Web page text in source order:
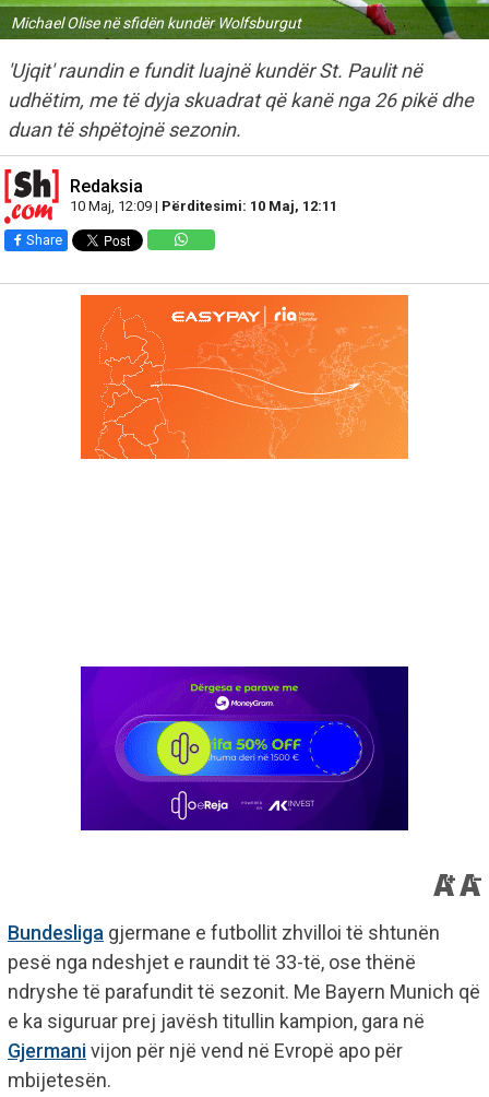
Michael Olise në sfidën kundër Wolfsburgut
'Ujqit' raundin e fundit luajnë kundër St. Paulit në
udhëtim, me të dyja skuadrat që kanë nga 26 pikë dhe
duan të shpëtojnë sezonin.
Redaksia
10 Maj, 12:09 | Përditesimi: 10 Maj, 12:11
Share
Bundesliga gjermane e futbollit zhvilloi të shtunën
pesë nga ndeshjet e raundit të 33-të, ose thënë
ndryshe të parafundit të sezonit. Me Bayern Munich që
e ka siguruar prej javësh titullin kampion, gara në
Gjermanivijon për një vend në Evropë apo për
mbijetesën.